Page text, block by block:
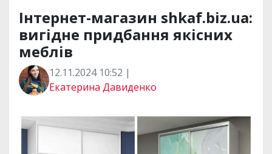
Інтернет-магазин shkaf.biz.ua:
вигідне придбання якісних
меблів
12.11.2024 10:52 |
Екатерина Давиденко